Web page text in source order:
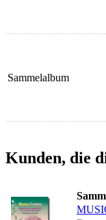
Sammelalbum
Kunden, die